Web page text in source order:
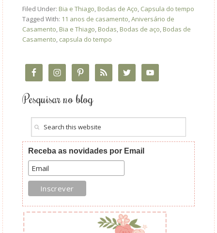
Filed Under: Bia e Thiago, Bodas de Aço, Capsula do tempo
Tagged With: 11 anos de casamento,Aniversário de
Casamento, Bia e Thiago, Bodas, Bodas de aço, Bodas de
Casamento, capsula do tempo
Pesquisar no blog
Receba as novidades por Email